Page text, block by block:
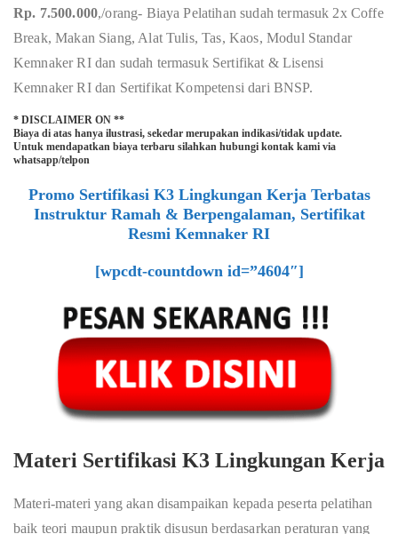
Rp. 7.500.000,/orang- Biaya Pelatihan sudah termasuk 2x Coffe
Break, Makan Siang, Alat Tulis, Tas, Kaos, Modul Standar
Kemnaker RI dan sudah termasuk Sertifikat & Lisensi
Kemnaker RI dan Sertifikat Kompetensi dari BNSP.
* DISCLAIMER ON **
Biaya di atas hanya ilustrasi, sekedar merupakan indikasi/tidak update.
Untuk mendapatkan biaya terbaru silahkan hubungi kontak kami via
whatsapp/telpon
Promo Sertifikasi K3 Lingkungan Kerja Terbatas
Instruktur Ramah & Berpengalaman, Sertifikat
Resmi Kemnaker RI
[wpcdt-countdown id=”4604″]
Materi Sertifikasi K3 Lingkungan Kerja
Materi-materi yang akan disampaikan kepada peserta pelatihan
baik teori maupun praktik disusun berdasarkan peraturan yang